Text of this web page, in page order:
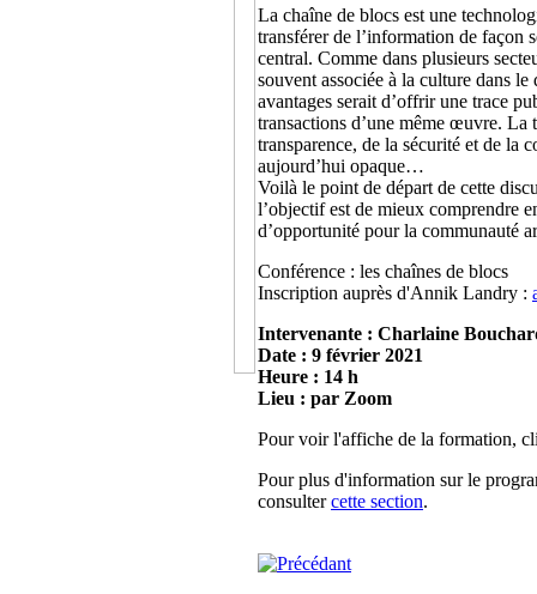
La chaîne de blocs est une
transférer de l’information de façon
central. Comme dans plusieurs
souvent associée à la culture dans
avantages serait d’offrir une trace
transactions d’une même œuvre. La
transparence, de la sécurité et de la
aujourd’hui opaque…
Voilà le point de départ de cette
l’objectif est de mieux comprendre
d’opportunité pour la communauté
Conférence : les chaînes de blocs
Inscription auprès d'Annik Landry :
Intervenante : Charlaine
Date : 9 février 2021
Heure : 14 h
Lieu : par Zoom
Pour voir l'affiche de la formation,
Pour plus d'information sur le
consultercette section.